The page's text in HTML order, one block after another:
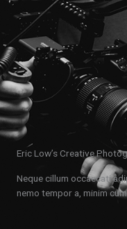
Eric Low’s Creative
Neque cillum occaecati
nemo tempor a, minim